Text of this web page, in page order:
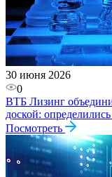
30 июня 2026
0
ВТБ Лизинг
доской:
Посмотреть